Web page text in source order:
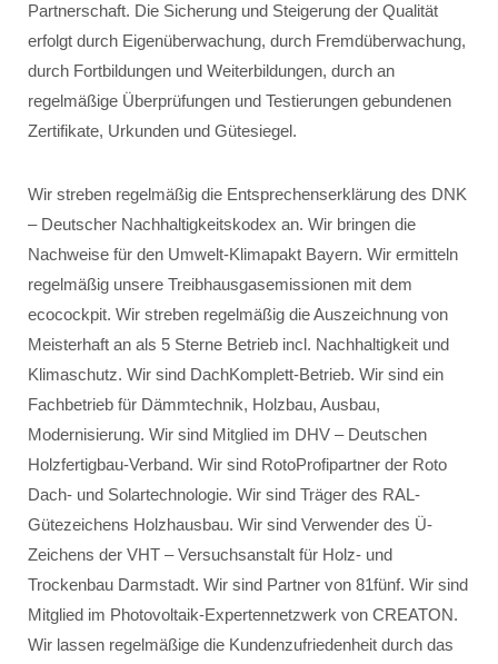
Partnerschaft. Die Sicherung und Steigerung der Qualität
erfolgt durch Eigenüberwachung, durch Fremdüberwachung,
durch Fortbildungen und Weiterbildungen, durch an
regelmäßige Überprüfungen und Testierungen gebundenen
Zertifikate, Urkunden und Gütesiegel.
Wir streben regelmäßig die Entsprechenserklärung des DNK
– Deutscher Nachhaltigkeitskodex an. Wir bringen die
Nachweise für den Umwelt-Klimapakt Bayern. Wir ermitteln
regelmäßig unsere Treibhausgasemissionen mit dem
ecocockpit. Wir streben regelmäßig die Auszeichnung von
Meisterhaft an als 5 Sterne Betrieb incl. Nachhaltigkeit und
Klimaschutz. Wir sind DachKomplett-Betrieb. Wir sind ein
Fachbetrieb für Dämmtechnik, Holzbau, Ausbau,
Modernisierung. Wir sind Mitglied im DHV – Deutschen
Holzfertigbau-Verband. Wir sind RotoProfipartner der Roto
Dach- und Solartechnologie. Wir sind Träger des RAL-
Gütezeichens Holzhausbau. Wir sind Verwender des Ü-
Zeichens der VHT – Versuchsanstalt für Holz- und
Trockenbau Darmstadt. Wir sind Partner von 81fünf. Wir sind
Mitglied im Photovoltaik-Expertennetzwerk von CREATON.
Wir lassen regelmäßige die Kundenzufriedenheit durch das